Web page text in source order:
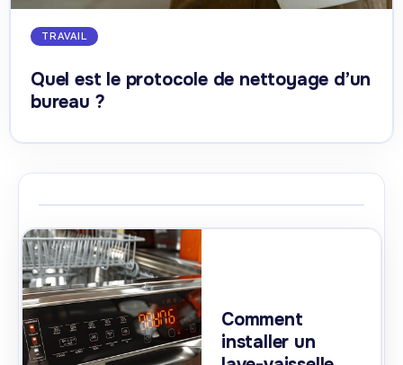
TRAVAIL
Quel est le protocole de nettoyage d’un
bureau ?
Comment
installer un